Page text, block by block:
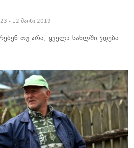
- 12 მაისი 2019
თუ არა, ყველა სახლში ჯდება.